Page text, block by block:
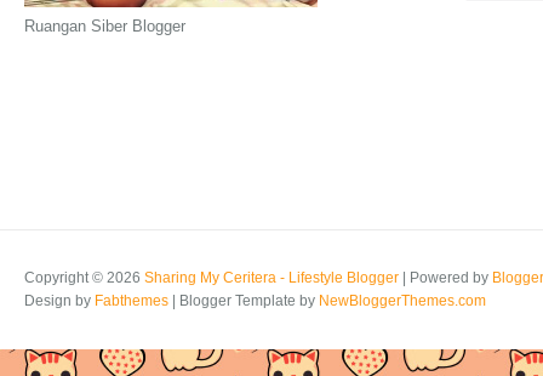
Ruangan Siber Blogger
Copyright © 2026 Sharing My Ceritera - Lifestyle Blogger | Powered by Blogger
Design by Fabthemes | Blogger Template by NewBloggerThemes.com